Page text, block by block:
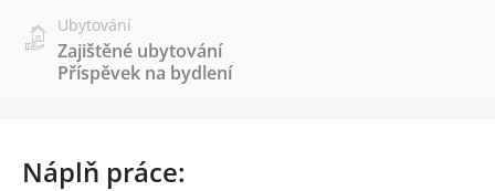
Ubytování
Zajištěné ubytování
Příspěvek na bydlení
Náplň práce: